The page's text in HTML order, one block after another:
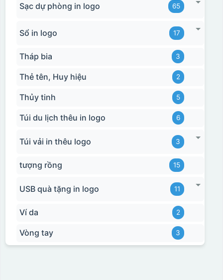
Sạc dự phòng in logo 65
Sổ in logo 17
Tháp bia 3
Thẻ tên, Huy hiệu 2
Thủy tinh 5
Túi du lịch thêu in logo 6
Túi vải in thêu logo 3
tượng rồng 15
USB quà tặng in logo 11
Ví da 2
Vòng tay 3